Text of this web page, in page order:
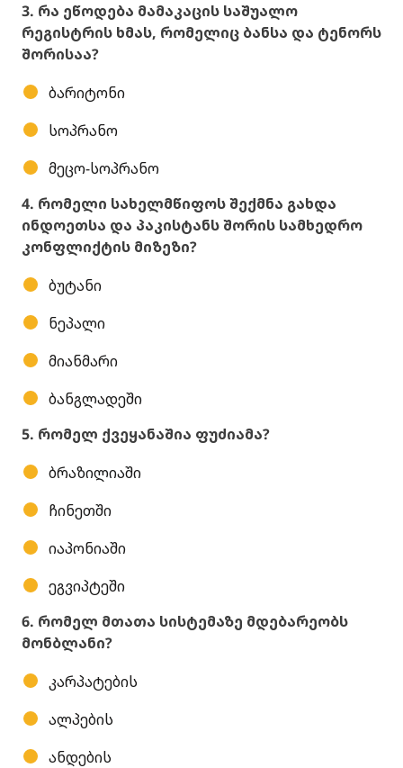
3. რა ეწოდება მამაკაცის საშუალო
რეგისტრის ხმას, რომელიც ბანსა და ტენორს
შორისაა?
ბარიტონი
სოპრანო
მეცო-სოპრანო
4. რომელი სახელმწიფოს შექმნა გახდა
ინდოეთსა და პაკისტანს შორის სამხედრო
კონფლიქტის მიზეზი?
ბუტანი
ნეპალი
მიანმარი
ბანგლადეში
5. რომელ ქვეყანაშია ფუძიამა?
ბრაზილიაში
ჩინეთში
იაპონიაში
ეგვიპტეში
6. რომელ მთათა სისტემაზე მდებარეობს
მონბლანი?
კარპატების
ალპების
ანდების